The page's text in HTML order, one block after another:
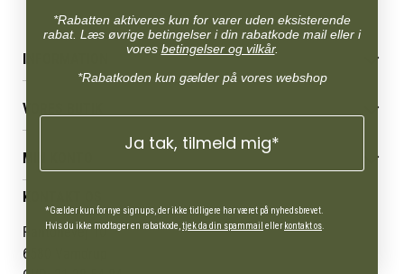
eller udfordringer relateret til stofskifte, hormoner og fedtdepoter.
INFORMATION
Reklamations- & fortrydelsesret
Levering & afhentning
Følg din bestilling
Persondatapolitik
Cookies
Returportal
VORES BUTIK
Job
Mærker
Om os
Om Vestjyllands Andel
Blog
MIN KONTO
Administrer min konto
Min Konto
KONTAKT OS
Pantonevej 10
6580 Vamdrup
*Rabatten aktiveres kun for varer uden eksisterende
rabat. Læs øvrige betingelser i din rabatkode mail eller i
vores betingelser og vilkår.
*Rabatkoden kun gælder på vores webshop
Ja tak, tilmeld mig*
*Gælder kun for nye signups, der ikke tidligere har været på nyhedsbrevet.
Hvis du ikke modtager en rabatkode, tjek da din spammail ellerkontakt os